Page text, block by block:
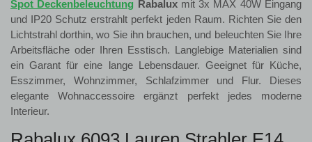
Spot Deckenbeleuchtung Rabaluxmit 3x MAX 40W Eingang
und IP20 Schutz erstrahlt perfekt jeden Raum. Richten Sie den
Lichtstrahl dorthin, wo Sie ihn brauchen, und beleuchten Sie Ihre
Arbeitsfläche oder Ihren Esstisch. Langlebige Materialien sind
ein Garant für eine lange Lebensdauer. Geeignet für Küche,
Esszimmer, Wohnzimmer, Schlafzimmer und Flur. Dieses
elegante Wohnaccessoire ergänzt perfekt jedes moderne
Interieur.